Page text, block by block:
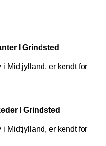
I Grindsted
i Midtjylland, er kendt for
I Grindsted
i Midtjylland, er kendt for